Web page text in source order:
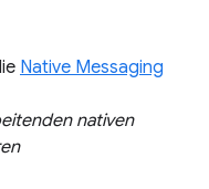
Native Messaging
nativen